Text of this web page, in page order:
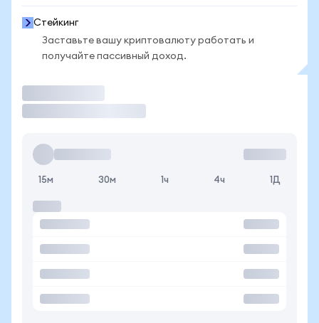
Стейкинг
Заставьте вашу криптовалюту работать и
получайте пассивный доход.
15м 30м 1ч 4ч 1Д